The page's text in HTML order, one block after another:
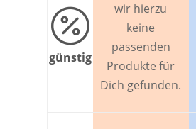

günstig
wir hierzu
keine
passenden
Produkte für
Dich gefunden.